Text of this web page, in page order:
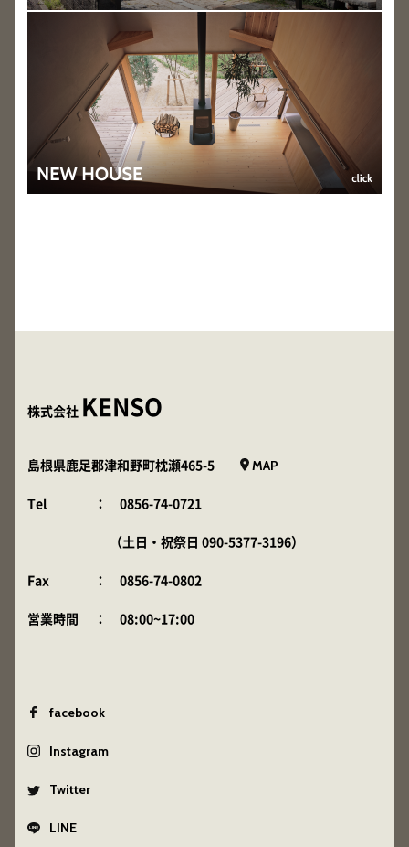
株式会社 KENSO
島根県鹿足郡津和野町枕瀬465-5 MAP
Tel ： 0856-74-0721
（土日・祝祭日 090-5377-3196）
Fax ： 0856-74-0802
営業時間 ： 08:00~17:00
facebook
Instagram
Twitter
LINE